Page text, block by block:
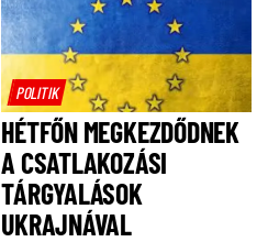
POLITIK
HÉTFŐN MEGKEZDŐDNEK
A CSATLAKOZÁSI
TÁRGYALÁSOK
UKRAJNÁVAL